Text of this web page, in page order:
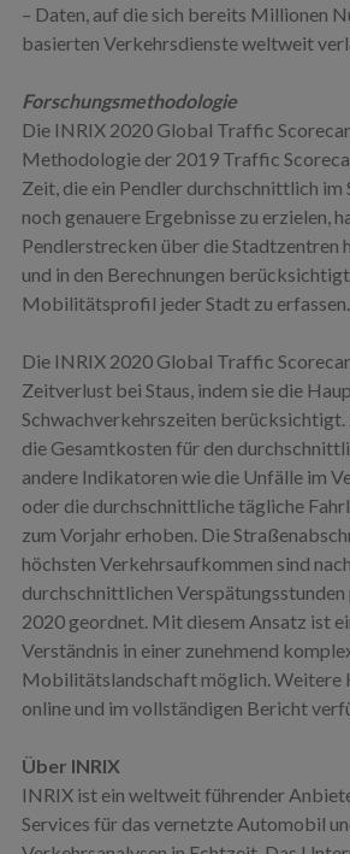
– Daten, auf die sich bereits Millionen
basierten Verkehrsdienste weltweit
Forschungsmethodologie
Die INRIX 2020 Global Traffic
Methodologie der 2019 Traffic
Zeit, die ein Pendler durchschnittlich im
noch genauere Ergebnisse zu erzielen,
Pendlerstrecken über die Stadtzentren
und in den Berechnungen
Mobilitätsprofil jeder Stadt zu erfassen.
Die INRIX 2020 Global Traffic
Zeitverlust bei Staus, indem sie die
Schwachverkehrszeiten berücksichtigt.
die Gesamtkosten für den
andere Indikatoren wie die Unfälle im
oder die durchschnittliche tägliche
zum Vorjahr erhoben. Die
höchsten Verkehrsaufkommen sind
durchschnittlichen Verspätungsstunden
2020 geordnet. Mit diesem Ansatz ist
Verständnis in einer zunehmend
Mobilitätslandschaft möglich. Weitere
online und im vollständigen Bericht
Über INRIX
INRIX ist ein weltweit führender
Services für das vernetzte Automobil